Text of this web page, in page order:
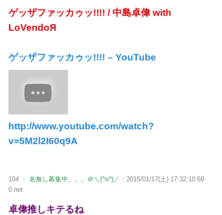
ゲッザファッカゥッ!!!! / 中島卓偉 with
LoVendoЯ
ゲッザファッカゥッ!!!! – YouTube
http://www.youtube.com/watch?
v=5M2l2I60q9A
104 ： 名無し募集中。。。＠＼(^o^)／ ：2015/01/17(土) 17:32:10.69
0.net
卓偉推しキテるね